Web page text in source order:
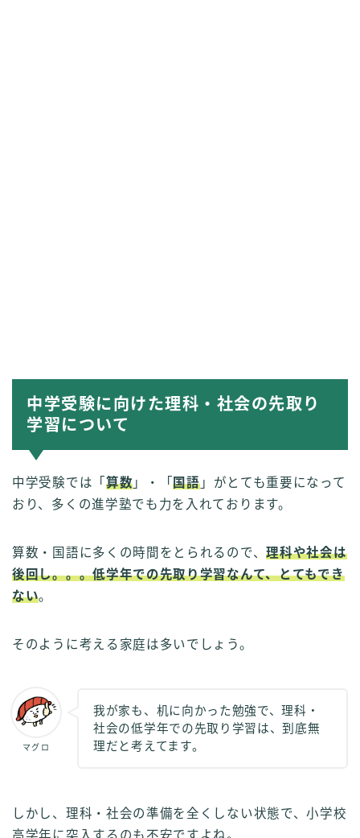
中学受験に向けた理科・社会の先取り
学習について
中学受験では「 算数 」・「国語」がとても重要になって
おり、多くの進学塾でも力を入れております。
算数・国語に多くの時間をとられるので、理科や社会は
後回し。。。低学年での先取り学習なんて、とてもでき
ない。
そのように考える家庭は多いでしょう。
マグロ
我が家も、机に向かった勉強で、理科・
社会の低学年での先取り学習は、到底無
理だと考えてます。
しかし、理科・社会の準備を全くしない状態で、小学校
高学年に突入するのも不安ですよね。